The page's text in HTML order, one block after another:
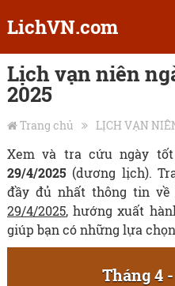
LichVN.com
Lịch vạn niên
2025
Trang chủ LỊCH VẠN
Xem và tra cứu ngày
29/4/2025 (dương lịch).
đầy đủ nhất thông tin
29/4/2025, hướng xuất
giúp bạn có những lựa
Tháng 4